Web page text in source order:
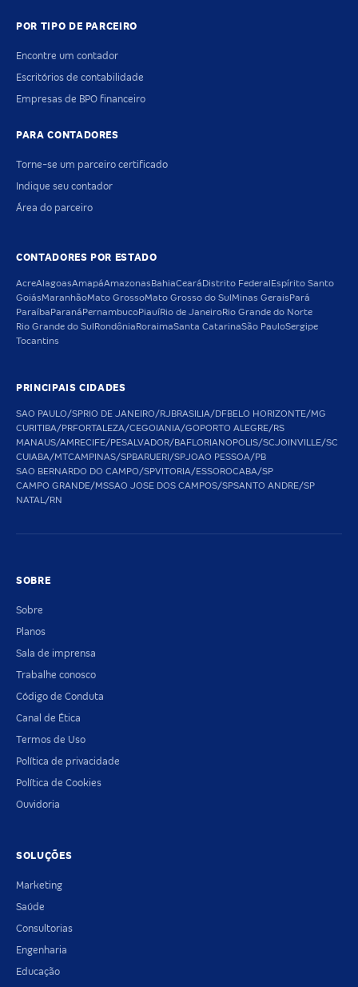
POR TIPO DE PARCEIRO
Encontre um contador
Escritórios de contabilidade
Empresas de BPO financeiro
PARA CONTADORES
Torne-se um parceiro certificado
Indique seu contador
Área do parceiro
CONTADORES POR ESTADO
AcreAlagoasAmapáAmazonas BahiaCeará Distrito Federal Espírito Santo
GoiásMaranhãoMato GrossoMato Grosso do Sul Minas Gerais Pará
Paraíba Paraná PernambucoPiauíRio de JaneiroRio Grande do Norte
Rio Grande do Sul Rondônia RoraimaSanta CatarinaSão PauloSergipe
Tocantins
PRINCIPAIS CIDADES
SAO PAULO/SPRIO DE JANEIRO/RJBRASILIA/DFBELO HORIZONTE/MG
CURITIBA/PRFORTALEZA/CEGOIANIA/GOPORTO ALEGRE/RS
MANAUS/AMRECIFE/PESALVADOR/BAFLORIANOPOLIS/SCJOINVILLE/SC
CUIABA/MTCAMPINAS/SPBARUERI/SPJOAO PESSOA/PB
SAO BERNARDO DO CAMPO/SPVITORIA/ESSOROCABA/SP
CAMPO GRANDE/MSSAO JOSE DOS CAMPOS/SPSANTO ANDRE/SP
NATAL/RN
SOBRE
Sobre
Planos
Sala de imprensa
Trabalhe conosco
Código de Conduta
Canal de Ética
Termos de Uso
Política de privacidade
Política de Cookies
Ouvidoria
SOLUÇÕES
Marketing
Saúde
Consultorias
Engenharia
Educação